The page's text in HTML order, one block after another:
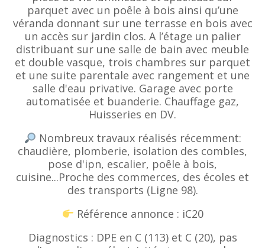
parquet avec un poêle à bois ainsi qu’une
véranda donnant sur une terrasse en bois avec
un accès sur jardin clos. A l’étage un palier
distribuant sur une salle de bain avec meuble
et double vasque, trois chambres sur parquet
et une suite parentale avec rangement et une
salle d'eau privative. Garage avec porte
automatisée et buanderie. Chauffage gaz,
Huisseries en DV.
Nombreux travaux réalisés récemment:
chaudière, plomberie, isolation des combles,
pose d'ipn, escalier, poêle à bois,
cuisine...Proche des commerces, des écoles et
des transports (Ligne 98).
Référence annonce : iC20
Diagnostics : DPE en C (113) et C (20), pas